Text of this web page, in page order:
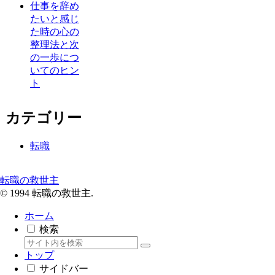
仕事を辞め
たいと感じ
た時の心の
整理法と次
の一歩につ
いてのヒン
ト
カテゴリー
転職
転職の救世主
© 1994 転職の救世主.
ホーム
検索
トップ
サイドバー